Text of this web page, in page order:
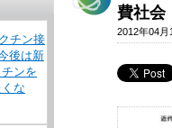
費社会
2012年04月
チン接
後は新
ンを
な